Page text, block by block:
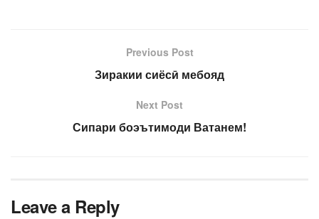
Previous Post
Зиракии сиёсӣ мебояд
Next Post
Сипари боэътимоди Ватанем!
Leave a Reply